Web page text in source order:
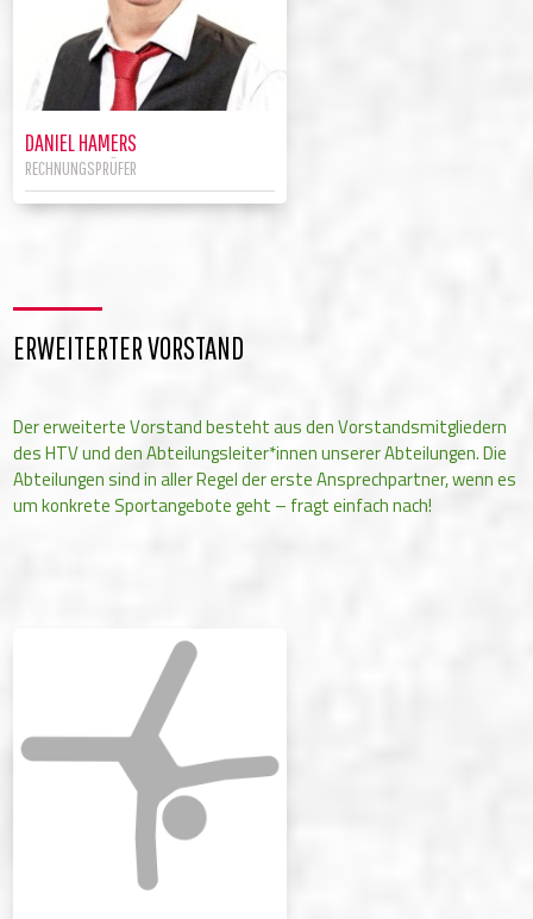
DANIEL HAMERS
RECHNUNGSPRÜFER
ERWEITERTER VORSTAND
Der erweiterte Vorstand besteht aus den Vorstandsmitgliedern
des HTV und den Abteilungsleiter*innen unserer Abteilungen. Die
Abteilungen sind in aller Regel der erste Ansprechpartner, wenn es
um konkrete Sportangebote geht – fragt einfach nach!